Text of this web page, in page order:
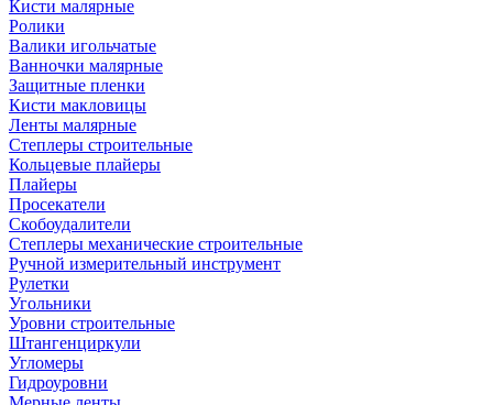
Кисти малярные
Ролики
Валики игольчатые
Ванночки малярные
Защитные пленки
Кисти макловицы
Ленты малярные
Степлеры строительные
Кольцевые плайеры
Плайеры
Просекатели
Скобоудалители
Степлеры механические строительные
Ручной измерительный инструмент
Рулетки
Угольники
Уровни строительные
Штангенциркули
Угломеры
Гидроуровни